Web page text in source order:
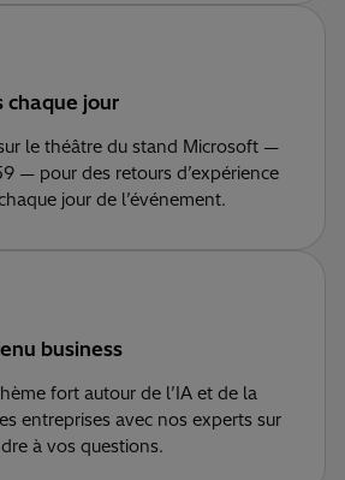
chaque jour
le théâtre du stand Microsoft —
— pour des retours d’expérience
jour de l’événement.
business
fort autour de l’IA et de la
entreprises avec nos experts sur
à vos questions.